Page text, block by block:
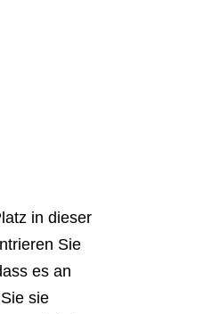
in dieser
Sie
es an
sie